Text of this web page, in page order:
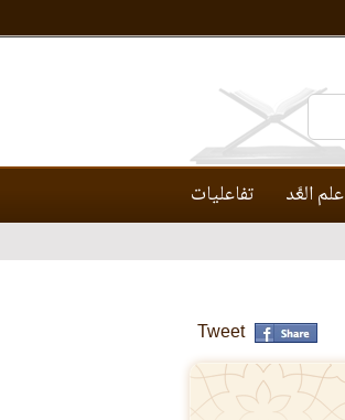
علم العَّد تفاعليات
Tweet